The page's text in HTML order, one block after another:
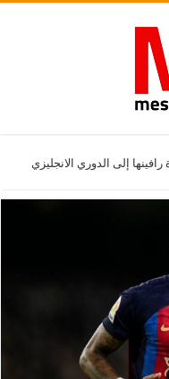
إلى الدوري الانجليزي